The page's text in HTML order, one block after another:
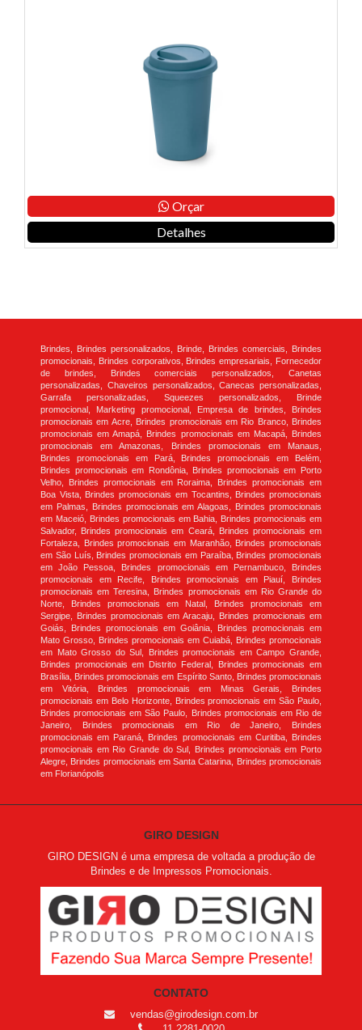
Orçar
Detalhes
Brindes, Brindes personalizados, Brinde, Brindes comerciais, Brindes
promocionais, Brindes corporativos, Brindes empresariais, Fornecedor
de brindes, Brindes comerciais personalizados, Canetas
personalizadas, Chaveiros personalizados, Canecas personalizadas,
Garrafa personalizadas, Squeezes personalizados, Brinde
promocional, Marketing promocional, Empresa de brindes, Brindes
promocionais em Acre, Brindes promocionais em Rio Branco, Brindes
promocionais em Amapá, Brindes promocionais em Macapá, Brindes
promocionais em Amazonas, Brindes promocionais em Manaus,
Brindes promocionais em Pará, Brindes promocionais em Belém,
Brindes promocionais em Rondônia, Brindes promocionais em Porto
Velho, Brindes promocionais em Roraima, Brindes promocionais em
Boa Vista, Brindes promocionais em Tocantins, Brindes promocionais
em Palmas, Brindes promocionais em Alagoas, Brindes promocionais
em Maceió, Brindes promocionais em Bahia, Brindes promocionais em
Salvador, Brindes promocionais em Ceará, Brindes promocionais em
Fortaleza, Brindes promocionais em Maranhão, Brindes promocionais
em São Luís, Brindes promocionais em Paraíba, Brindes promocionais
em João Pessoa, Brindes promocionais em Pernambuco, Brindes
promocionais em Recife, Brindes promocionais em Piauí, Brindes
promocionais em Teresina, Brindes promocionais em Rio Grande do
Norte, Brindes promocionais em Natal, Brindes promocionais em
Sergipe, Brindes promocionais em Aracaju, Brindes promocionais em
Goiás, Brindes promocionais em Goiânia, Brindes promocionais em
Mato Grosso, Brindes promocionais em Cuiabá, Brindes promocionais
em Mato Grosso do Sul, Brindes promocionais em Campo Grande,
Brindes promocionais em Distrito Federal, Brindes promocionais em
Brasília, Brindes promocionais em Espírito Santo, Brindes promocionais
em Vitória, Brindes promocionais em Minas Gerais, Brindes
promocionais em Belo Horizonte, Brindes promocionais em São Paulo,
Brindes promocionais em São Paulo, Brindes promocionais em Rio de
Janeiro, Brindes promocionais em Rio de Janeiro, Brindes
promocionais em Paraná, Brindes promocionais em Curitiba, Brindes
promocionais em Rio Grande do Sul, Brindes promocionais em Porto
Alegre, Brindes promocionais em Santa Catarina, Brindes promocionais
em Florianópolis
GIRO DESIGN
GIRO DESIGN é uma empresa de voltada a produção de
Brindes e de Impressos Promocionais.
CONTATO
vendas@girodesign.com.br